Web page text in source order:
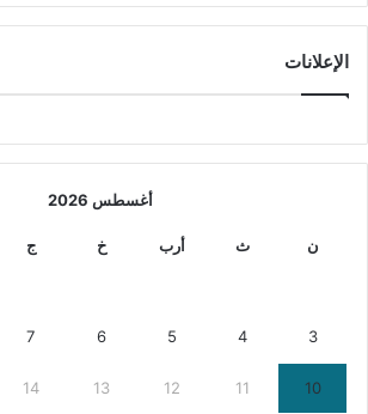
الإعلانات
أغسطس 2026
ن ث أرب خ ج
3
4
5
6
7
10
11
12
13
14